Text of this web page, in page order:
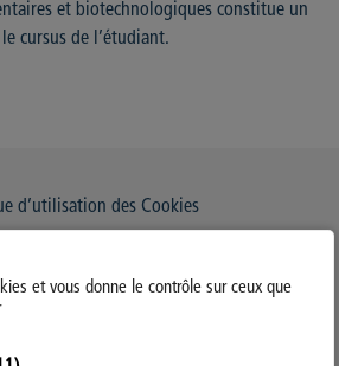
et vous donne le contrôle sur ceux que
et biotechnologiques constitue un
cursus de l’étudiant.
d’utilisation des Cookies
de Confidentialité